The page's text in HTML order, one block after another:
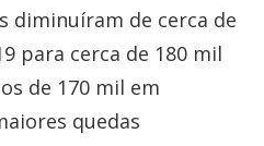
diminuíram de cerca de
para cerca de 180 mil
de 170 mil em
quedas